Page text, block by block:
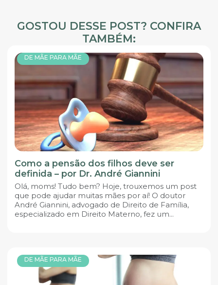
GOSTOU DESSE POST? CONFIRA
TAMBÉM:
DE MÃE PARA MÃE
Como a pensão dos filhos deve ser
definida – por Dr. André Giannini
Olá, moms! Tudo bem? Hoje, trouxemos um post
que pode ajudar muitas mães por aí! O doutor
André Giannini, advogado de Direito de Família,
especializado em Direito Materno, fez um...
DE MÃE PARA MÃE